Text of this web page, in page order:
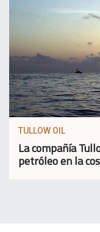
TULLOW OIL
La compañía
petróleo en la